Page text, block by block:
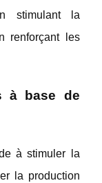
stimulant la
renforçant les
à base de
à stimuler la
la production